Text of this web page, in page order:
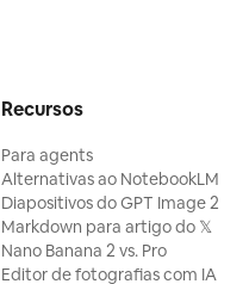
Recursos
Para agents
Alternativas ao NotebookLM
Diapositivos do GPT Image 2
Markdown para artigo do 𝕏
Nano Banana 2 vs. Pro
Editor de fotografias com IA